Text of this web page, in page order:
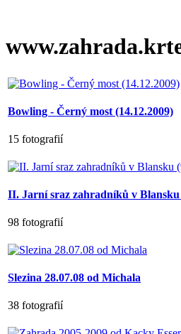
Bowling - Černý most (14.12.2009)
15 fotografií
II. Jarní sraz zahradníků v Blansku
98 fotografií
Slezina 28.07.08 od Michala
38 fotografií